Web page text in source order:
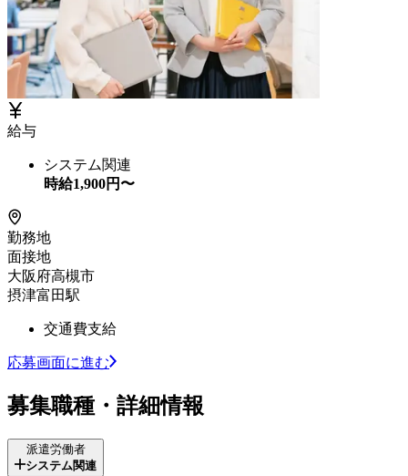
給与
システム関連
時給1,900円〜
勤務地
面接地
大阪府高槻市
摂津富田駅
交通費支給
応募画面に進む
募集職種・詳細情報
派遣労働者
システム関連